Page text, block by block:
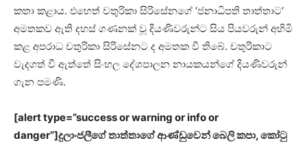
කතා කළාය. එහෙත් චතුරිකා සිරිසේනගේ ‘ජනාධිපති තාත්තාට‘
අමතකව ඇති දහස් ගණනක් වූ දියණිවරුන්ට සිය පියවරුන් අහිමි
කළ අපරාධ චතුරිකා සිරිසේනට ද අමතක වී තිබේ. චතුරිකාට
වැදගත් වී ඇත්තේ සිංහල දේශපාලන නායකයන්ගේ දියණිවරුන්
ගැන පමණි.
[alert type=”success or warning or info or
danger”]දුලාංජලීගේ තාත්තාගේ ආණ්ඩුවෙන් බෙලි කපා, කෝටු